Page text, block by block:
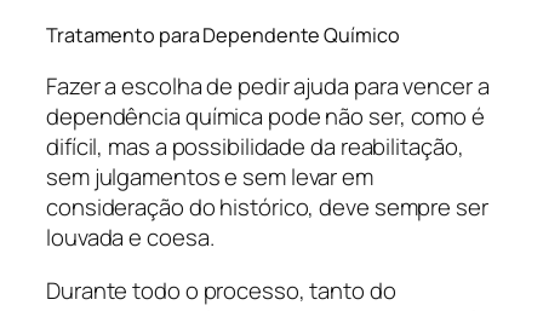
Tratamento para Dependente Químico
Fazer a escolha de pedir ajuda para vencer a
dependência química pode não ser, como é
difícil, mas a possibilidade da reabilitação,
sem julgamentos e sem levar em
consideração do histórico, deve sempre ser
louvada e coesa.
Durante todo o processo, tanto do